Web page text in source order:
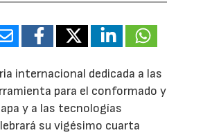
internacional dedicada a las
para el conformado y
y a las tecnologías
su vigésimo cuarta